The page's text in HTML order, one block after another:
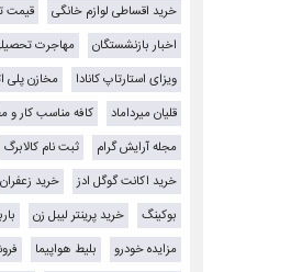
خرید اقساطی لوازم خانگی
اخبار بازنشستگان
مهاجرت
ویزای استارتاپ کانادا
مخازن پلی
قلیان میرداماد
کافه مناسب کار و
مجله آرایش گرام
ثبت نام کالابرگ
خرید اکانت گوگل ادز
خرید زعفران
بوکینگ
خرید پرینتر لیبل زن
مزایده خودرو
بلیط هواپیما